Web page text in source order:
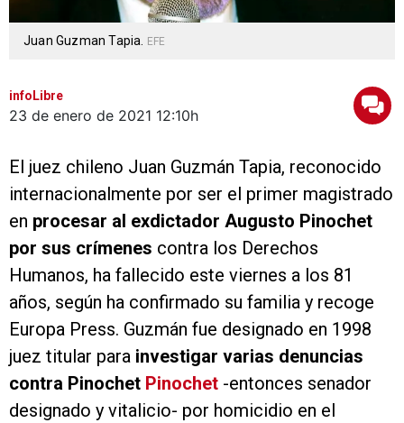
Juan Guzman Tapia. EFE
infoLibre
23 de enero de 2021 12:10h
El juez chileno Juan Guzmán Tapia, reconocido
internacionalmente por ser el primer magistrado
en procesar al exdictador Augusto Pinochet
por sus crímenes contra los Derechos
Humanos, ha fallecido este viernes a los 81
años, según ha confirmado su familia y recoge
Europa Press. Guzmán fue designado en 1998
juez titular para investigar varias denuncias
contra Pinochet Pinochet -entonces senador
designado y vitalicio- por homicidio en el